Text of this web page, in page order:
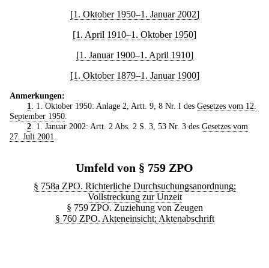
[1. Oktober 1950–1. Januar 2002]
[1. April 1910–1. Oktober 1950]
[1. Januar 1900–1. April 1910]
[1. Oktober 1879–1. Januar 1900]
Anmerkungen:
1. 1. Oktober 1950: Anlage 2, Artt. 9, 8 Nr. I des Gesetzes vom 12.
September 1950.
2. 1. Januar 2002: Artt. 2 Abs. 2 S. 3, 53 Nr. 3 des Gesetzes vom
27. Juli 2001.
Umfeld von § 759 ZPO
§ 758a ZPO. Richterliche Durchsuchungsanordnung;
Vollstreckung zur Unzeit
§ 759 ZPO. Zuziehung von Zeugen
§ 760 ZPO. Akteneinsicht; Aktenabschrift